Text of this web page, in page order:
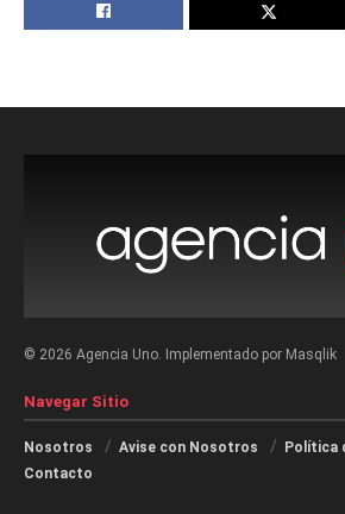
© 2026 Agencia Uno. Implementado por Masqlik
Navegar Sitio
Nosotros Avise con Nosotros
Política
Contacto